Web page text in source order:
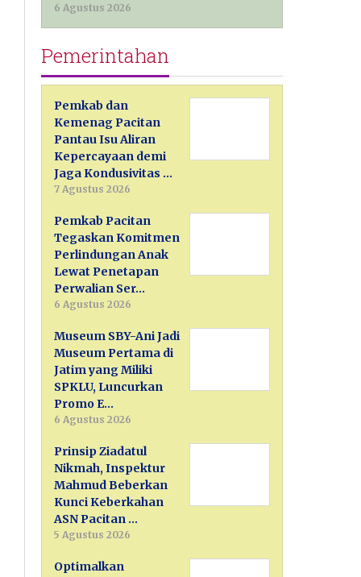
6 Agustus 2026
Pemerintahan
Pemkab dan
Kemenag Pacitan
Pantau Isu Aliran
Kepercayaan demi
Jaga Kondusivitas …
7 Agustus 2026
Pemkab Pacitan
Tegaskan Komitmen
Perlindungan Anak
Lewat Penetapan
Perwalian Ser…
6 Agustus 2026
Museum SBY-Ani Jadi
Museum Pertama di
Jatim yang Miliki
SPKLU, Luncurkan
Promo E…
6 Agustus 2026
Prinsip Ziadatul
Nikmah, Inspektur
Mahmud Beberkan
Kunci Keberkahan
ASN Pacitan …
5 Agustus 2026
Optimalkan